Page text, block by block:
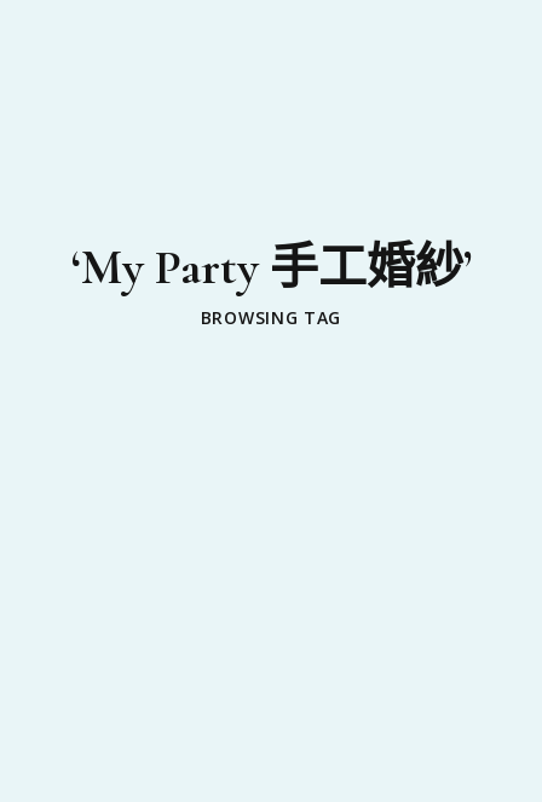
‘My Party 手工婚紗’
BROWSING TAG